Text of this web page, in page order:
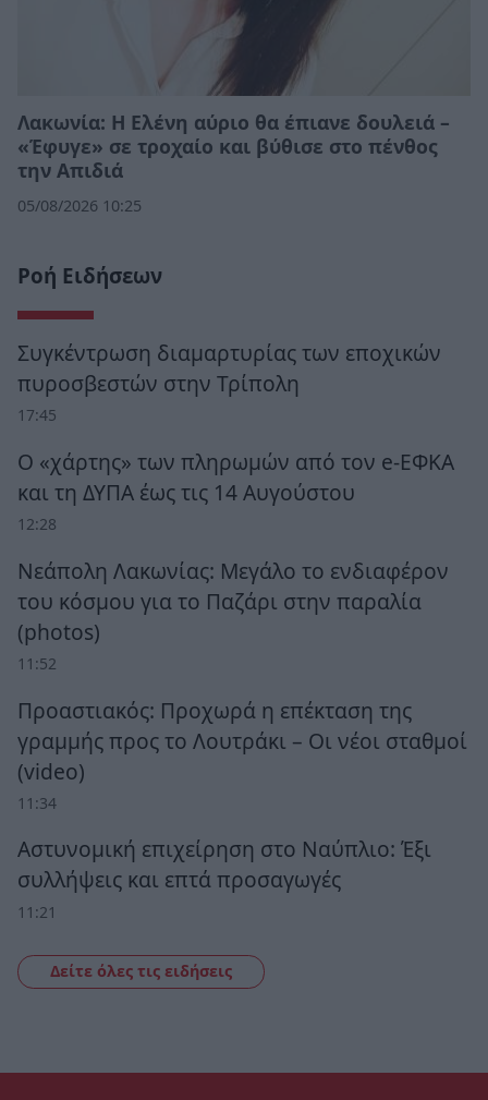
Λακωνία: Η Ελένη αύριο θα έπιανε δουλειά –
«Έφυγε» σε τροχαίο και βύθισε στο πένθος
την Απιδιά
05/08/2026 10:25
Ροή Ειδήσεων
Συγκέντρωση διαμαρτυρίας των εποχικών
πυροσβεστών στην Τρίπολη
17:45
Ο «χάρτης» των πληρωμών από τον e-ΕΦΚΑ
και τη ΔΥΠΑ έως τις 14 Αυγούστου
12:28
Νεάπολη Λακωνίας: Μεγάλο το ενδιαφέρον
του κόσμου για το Παζάρι στην παραλία
(photos)
11:52
Προαστιακός: Προχωρά η επέκταση της
γραμμής προς το Λουτράκι – Οι νέοι σταθμοί
(video)
11:34
Αστυνομική επιχείρηση στο Ναύπλιο: Έξι
συλλήψεις και επτά προσαγωγές
11:21
Δείτε όλες τις ειδήσεις